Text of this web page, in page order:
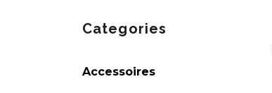
Categories
Accessoires